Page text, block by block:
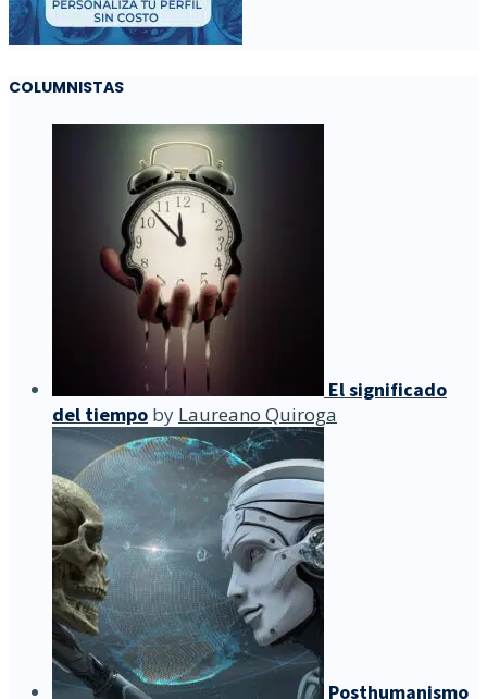
COLUMNISTAS
El significado
del tiempo by Laureano Quiroga
Posthumanismo